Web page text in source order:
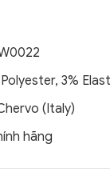
3%
(Italy)
hãng